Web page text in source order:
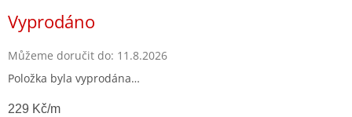
cena:
Vyprodáno
Můžeme doručit do: 11.8.2026
Položka byla vyprodána…
229 Kč/m